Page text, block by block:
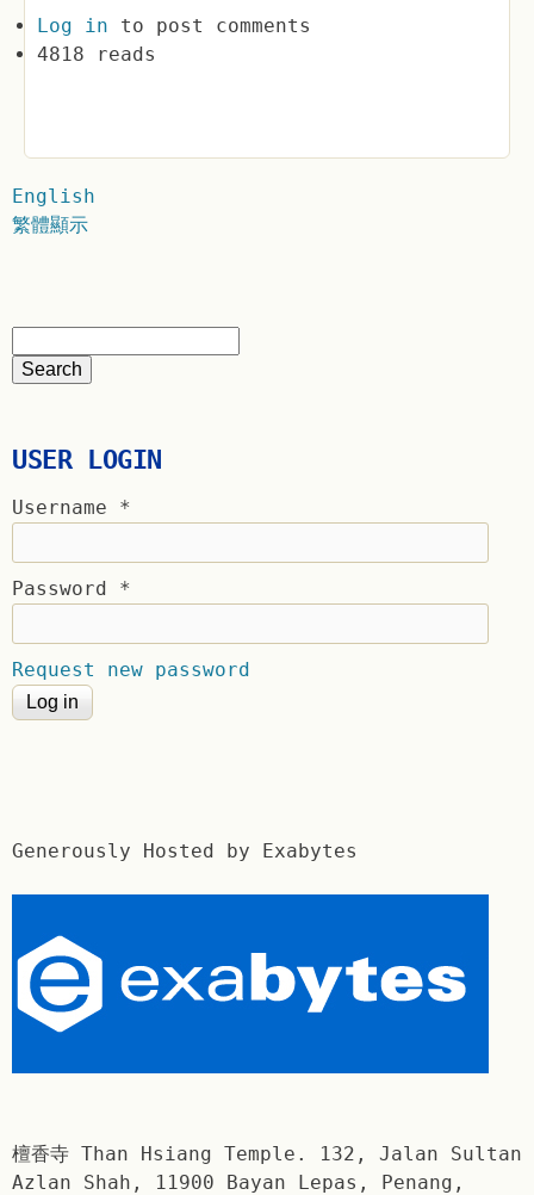
Log in to post comments
4818 reads
English
繁體顯示
USER LOGIN
Username *
Password *
Request new password
Generously Hosted by Exabytes
檀香寺 Than Hsiang Temple. 132, Jalan Sultan
Azlan Shah, 11900 Bayan Lepas, Penang,